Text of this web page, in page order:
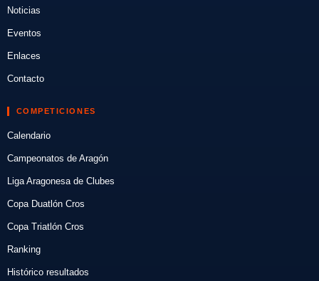
Noticias
Eventos
Enlaces
Contacto
COMPETICIONES
Calendario
Campeonatos de Aragón
Liga Aragonesa de Clubes
Copa Duatlón Cros
Copa Triatlón Cros
Ranking
Histórico resultados